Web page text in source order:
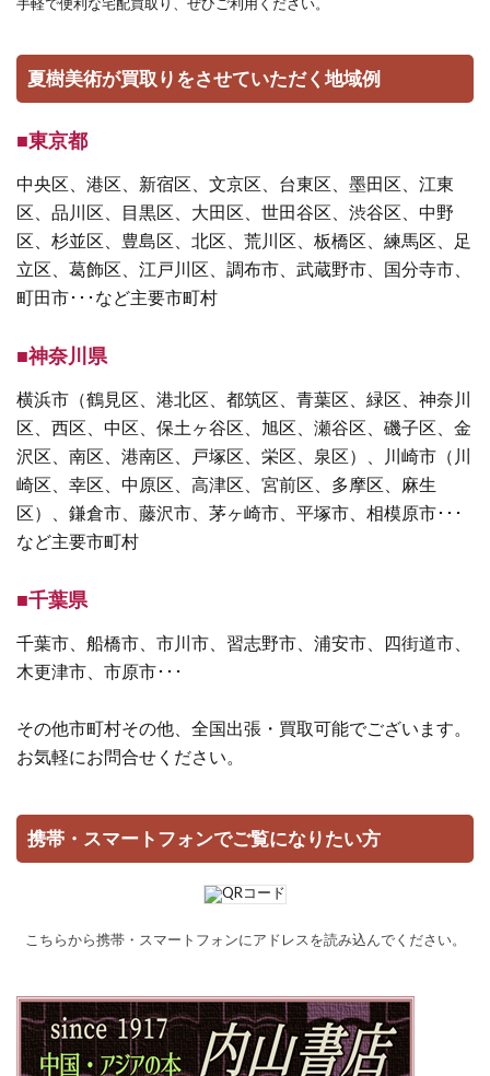
夏樹美術が買取りをさせていただく地域例
■東京都
中央区、港区、新宿区、文京区、台東区、墨田区、江東
区、品川区、目黒区、大田区、世田谷区、渋谷区、中野
区、杉並区、豊島区、北区、荒川区、板橋区、練馬区、足
立区、葛飾区、江戸川区、調布市、武蔵野市、国分寺市、
町田市･･･など主要市町村
■神奈川県
横浜市（鶴見区、港北区、都筑区、青葉区、緑区、神奈川
区、西区、中区、保土ヶ谷区、旭区、瀬谷区、磯子区、金
沢区、南区、港南区、戸塚区、栄区、泉区）、川崎市（川
崎区、幸区、中原区、高津区、宮前区、多摩区、麻生
区）、鎌倉市、藤沢市、茅ヶ崎市、平塚市、相模原市･･･
など主要市町村
■千葉県
千葉市、船橋市、市川市、習志野市、浦安市、四街道市、
木更津市、市原市･･･
その他市町村その他、全国出張・買取可能でございます。
お気軽にお問合せください。
携帯・スマートフォンでご覧になりたい方
こちらから携帯・スマートフォンにアドレスを読み込んでください。